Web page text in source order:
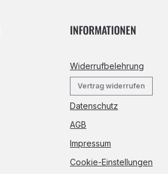
INFORMATIONEN
Widerrufbelehrung
Vertrag widerrufen
Datenschutz
AGB
Impressum
Cookie-Einstellungen